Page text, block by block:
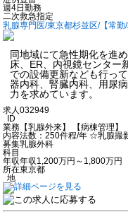
週4日勤務
二次救急指定
乳腺専門医/東京都杉並区/【常
同地域にて急性期化を進
床、ER、内視鏡センター
での設備更新なども行っ
器内科、腎臓内科、用尿
力を求めています。
求人
ID
032949
業務
内容
【乳腺外来】 【病棟管理
法数：250件程/年 ☆乳腺撮
募集
科目
乳腺外科
年収年収1,200万円～1,800万円
所在
地
東京都